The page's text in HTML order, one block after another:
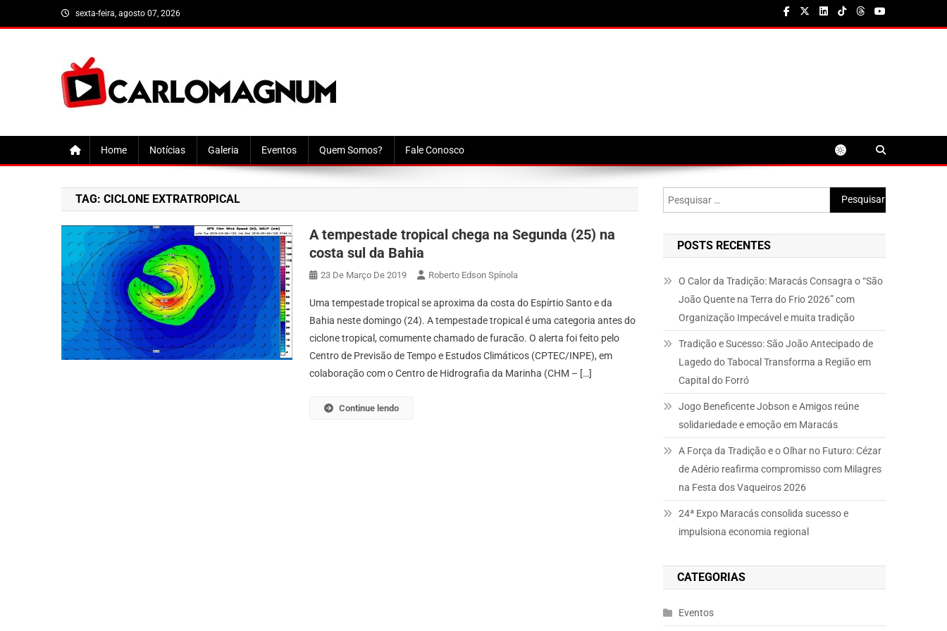
to
sexta-feira, agosto 07, 2026
Home Notícias Galeria Eventos Quem Somos? Fale Conosco
TAG: CICLONE EXTRATROPICAL
A tempestade tropical chega na Segunda (25) na
costa sul da Bahia
23 De Março De 2019 Roberto Edson Spínola
Uma tempestade tropical se aproxima da costa do Espírtio Santo e da
Bahia neste domingo (24). A tempestade tropical é uma categoria antes do
ciclone tropical, comumente chamado de furacão. O alerta foi feito pelo
Centro de Previsão de Tempo e Estudos Climáticos (CPTEC/INPE), em
colaboração com o Centro de Hidrografia da Marinha (CHM – […]
Continue lendo
Pesquisar
por:
POSTS RECENTES
O Calor da Tradição: Maracás Consagra o “São
João Quente na Terra do Frio 2026” com
Organização Impecável e muita tradição
Tradição e Sucesso: São João Antecipado de
Lagedo do Tabocal Transforma a Região em
Capital do Forró
Jogo Beneficente Jobson e Amigos reúne
solidariedade e emoção em Maracás
A Força da Tradição e o Olhar no Futuro: Cézar
de Adério reafirma compromisso com Milagres
na Festa dos Vaqueiros 2026
24ª Expo Maracás consolida sucesso e
impulsiona economia regional
CATEGORIAS
Eventos